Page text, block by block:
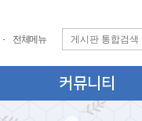
전체메뉴
커뮤니티